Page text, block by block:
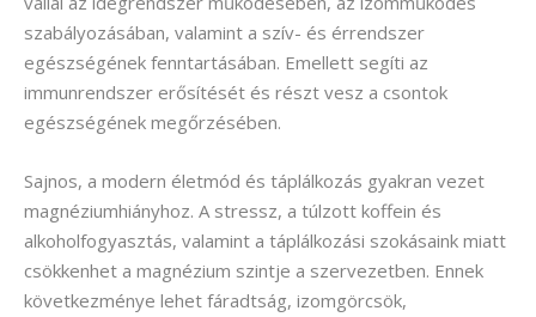
szabályozásában, valamint a szív- és érrendszer
egészségének fenntartásában. Emellett segíti az
immunrendszer erősítését és részt vesz a csontok
egészségének megőrzésében.
Sajnos, a modern életmód és táplálkozás gyakran vezet
magnéziumhiányhoz. A stressz, a túlzott koffein és
alkoholfogyasztás, valamint a táplálkozási szokásaink miatt
csökkenhet a magnézium szintje a szervezetben. Ennek
következménye lehet fáradtság, izomgörcsök,